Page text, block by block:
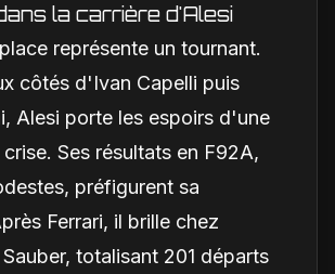
la carrière d'Alesi
représente un tournant.
côtés d'Ivan Capelli puis
Alesi porte les espoirs d'une
Ses résultats en F92A,
préfigurent sa
Ferrari, il brille chez
totalisant 201 départs